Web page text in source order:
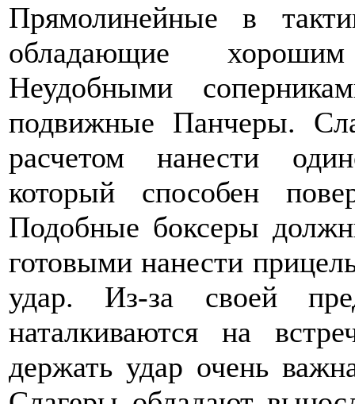
Прямолинейные в
обладающие
Неудобными
подвижные Панчеры.
расчетом нанести
который способен
Подобные боксеры
готовыми нанести
удар. Из-за своей
наталкиваются на
держать удар очень